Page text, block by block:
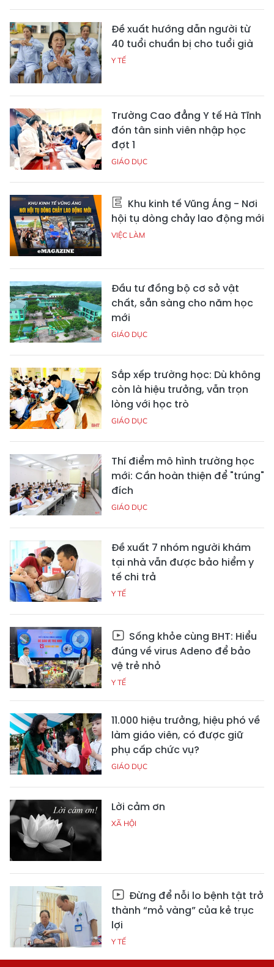
Đề xuất hướng dẫn người từ
40 tuổi chuẩn bị cho tuổi già
Y TẾ
Trường Cao đẳng Y tế Hà Tĩnh
đón tân sinh viên nhập học
đợt 1
GIÁO DỤC
Khu kinh tế Vũng Áng - Nơi
hội tụ dòng chảy lao động mới
VIỆC LÀM
Đầu tư đồng bộ cơ sở vật
chất, sẵn sàng cho năm học
mới
GIÁO DỤC
Sắp xếp trường học: Dù không
còn là hiệu trưởng, vẫn trọn
lòng với học trò
GIÁO DỤC
Thí điểm mô hình trường học
mới: Cần hoàn thiện để "trúng"
đích
GIÁO DỤC
Đề xuất 7 nhóm người khám
tại nhà vẫn được bảo hiểm y
tế chi trả
Y TẾ
Sống khỏe cùng BHT: Hiểu
đúng về virus Adeno để bảo
vệ trẻ nhỏ
Y TẾ
11.000 hiệu trưởng, hiệu phó về
làm giáo viên, có được giữ
phụ cấp chức vụ?
GIÁO DỤC
Lời cảm ơn
XÃ HỘI
Đừng để nỗi lo bệnh tật trở
thành “mỏ vàng” của kẻ trục
lợi
Y TẾ